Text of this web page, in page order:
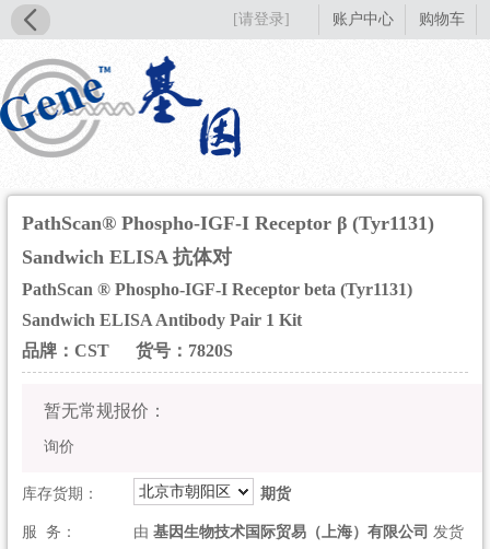
[请登录] 账户中心 购物车
PathScan® Phospho-IGF-I Receptor β (Tyr1131)
Sandwich ELISA 抗体对
PathScan ® Phospho-IGF-I Receptor beta (Tyr1131)
Sandwich ELISA Antibody Pair 1 Kit
品牌：CST
货号：7820S
暂无常规报价：
询价
库存货期： 北京市朝阳区 期货
服 务： 由 基因生物技术国际贸易（上海）有限公司 发货